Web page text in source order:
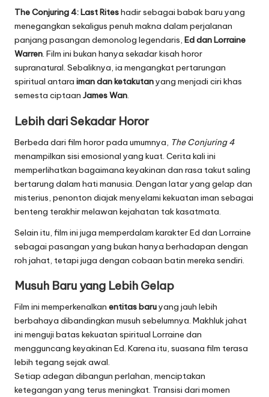
The Conjuring 4: Last Riteshadir sebagai babak baru yang
menegangkan sekaligus penuh makna dalam perjalanan
panjang pasangan demonolog legendaris, Ed dan Lorraine
Warren. Film ini bukan hanya sekadar kisah horor
supranatural. Sebaliknya, ia mengangkat pertarungan
spiritual antara iman dan ketakutanyang menjadi ciri khas
semesta ciptaan James Wan.
Lebih dari Sekadar Horor
Berbeda dari film horor pada umumnya,
The Conjuring 4
menampilkan sisi emosional yang kuat. Cerita kali ini
memperlihatkan bagaimana keyakinan dan rasa takut saling
bertarung dalam hati manusia. Dengan latar yang gelap dan
misterius, penonton diajak menyelami kekuatan iman sebagai
benteng terakhir melawan kejahatan tak kasatmata.
Selain itu, film ini juga memperdalam karakter Ed dan Lorraine
sebagai pasangan yang bukan hanya berhadapan dengan
roh jahat, tetapi juga dengan cobaan batin mereka sendiri.
Musuh Baru yang Lebih Gelap
Film ini memperkenalkan entitas baruyang jauh lebih
berbahaya dibandingkan musuh sebelumnya. Makhluk jahat
ini menguji batas kekuatan spiritual Lorraine dan
mengguncang keyakinan Ed. Karena itu, suasana film terasa
lebih tegang sejak awal.
Setiap adegan dibangun perlahan, menciptakan
ketegangan yang terus meningkat. Transisi dari momen